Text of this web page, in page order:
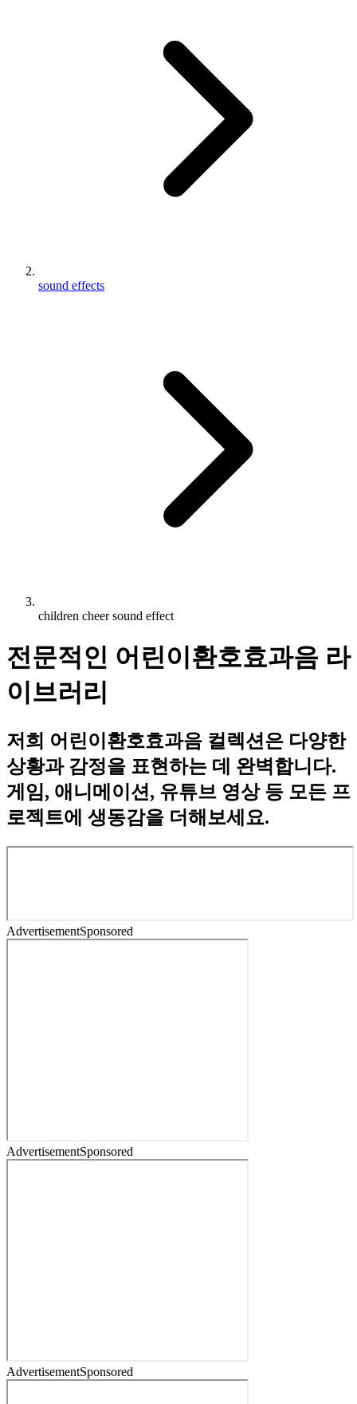
sound effects
children cheer sound effect
전문적인 어린이환호효과음 라
이브러리
저희 어린이환호효과음 컬렉션은 다양한
상황과 감정을 표현하는 데 완벽합니다.
게임, 애니메이션, 유튜브 영상 등 모든 프
로젝트에 생동감을 더해보세요.
AdvertisementSponsored
AdvertisementSponsored
AdvertisementSponsored